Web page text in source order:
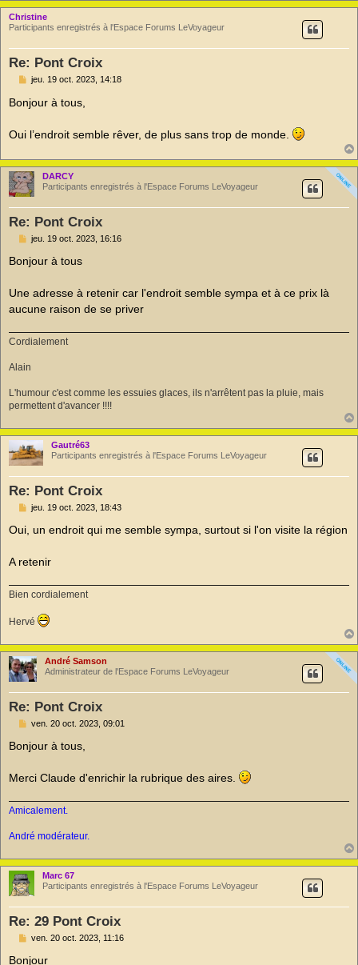
Christine
Participants enregistrés à l'Espace Forums LeVoyageur
Re: Pont Croix
M
s
s
g
e
o
n
l
u
jeu. 19 oct. 2023, 14:18
Bonjour à tous,
Oui l’endroit semble rêver, de plus sans trop de monde.
DARCY
Participants enregistrés à l'Espace Forums LeVoyageur
Re: Pont Croix
M
s
s
g
e
n
n
l
jeu. 19 oct. 2023, 16:16
Bonjour à tous
Une adresse à retenir car l'endroit semble sympa et à ce prix là
aucune raison de se priver
Cordialement
Alain
L'humour c'est comme les essuies glaces, ils n'arrêtent pas la pluie, mais
permettent d'avancer !!!!
Gautré63
Participants enregistrés à l'Espace Forums LeVoyageur
Re: Pont Croix
M
s
g
e
n
u
jeu. 19 oct. 2023, 18:43
Oui, un endroit qui me semble sympa, surtout si l'on visite la région
A retenir
Bien cordialement
Hervé
André Samson
Administrateur de l'Espace Forums LeVoyageur
Re: Pont Croix
M
s
s
g
e
n
u
ven. 20 oct. 2023, 09:01
Bonjour à tous,
Merci Claude d'enrichir la rubrique des aires.
Amicalement.
André modérateur.
Marc 67
Participants enregistrés à l'Espace Forums LeVoyageur
Re: 29 Pont Croix
M
s
ven. 20 oct. 2023, 11:16
Bonjour